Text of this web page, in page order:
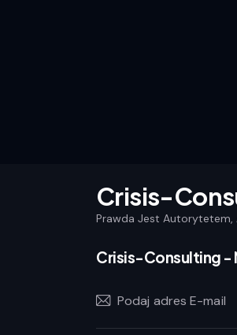
Crisis-
Prawda Jest
Crisis-Consulting -